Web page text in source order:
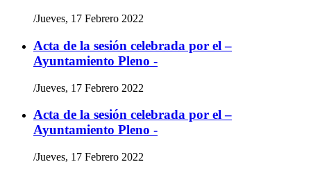
/Jueves, 17 Febrero 2022
Acta de la sesión celebrada por el –
Ayuntamiento Pleno -
/Jueves, 17 Febrero 2022
Acta de la sesión celebrada por el –
Ayuntamiento Pleno -
/Jueves, 17 Febrero 2022